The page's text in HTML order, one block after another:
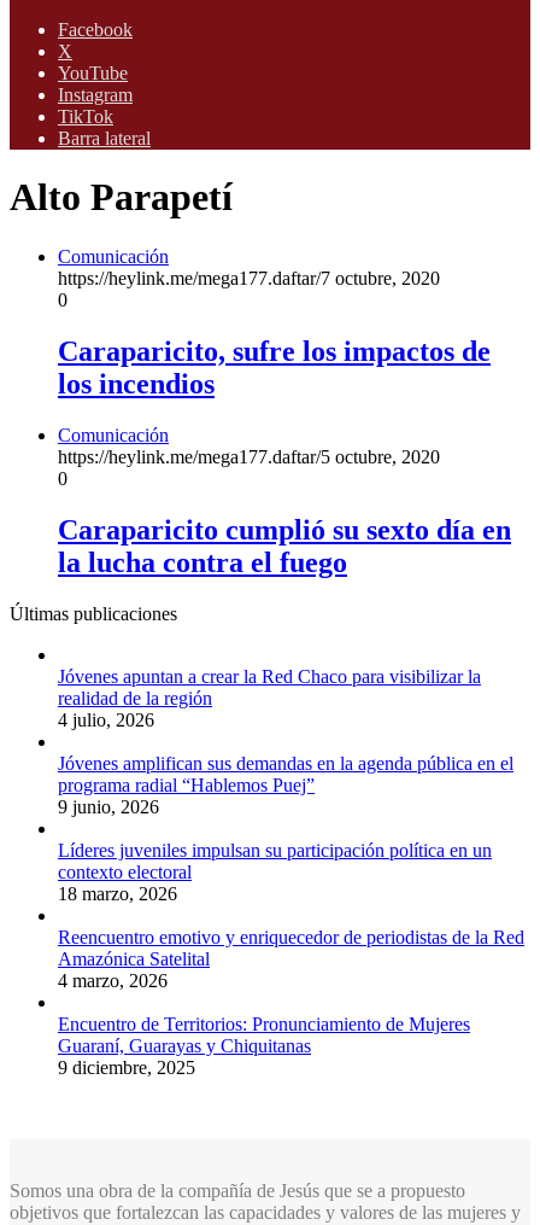
Facebook
X
YouTube
Instagram
TikTok
Barra lateral
Alto Parapetí
Comunicación
https://heylink.me/mega177.daftar/7 octubre, 2020
0
Caraparicito, sufre los impactos de
los incendios
Comunicación
https://heylink.me/mega177.daftar/5 octubre, 2020
0
Caraparicito cumplió su sexto día en
la lucha contra el fuego
Últimas publicaciones
Jóvenes apuntan a crear la Red Chaco para visibilizar la
realidad de la región
4 julio, 2026
Jóvenes amplifican sus demandas en la agenda pública en el
programa radial “Hablemos Puej”
9 junio, 2026
Líderes juveniles impulsan su participación política en un
contexto electoral
18 marzo, 2026
Reencuentro emotivo y enriquecedor de periodistas de la Red
Amazónica Satelital
4 marzo, 2026
Encuentro de Territorios: Pronunciamiento de Mujeres
Guaraní, Guarayas y Chiquitanas
9 diciembre, 2025
Somos una obra de la compañía de Jesús que se a propuesto
objetivos que fortalezcan las capacidades y valores de las mujeres y